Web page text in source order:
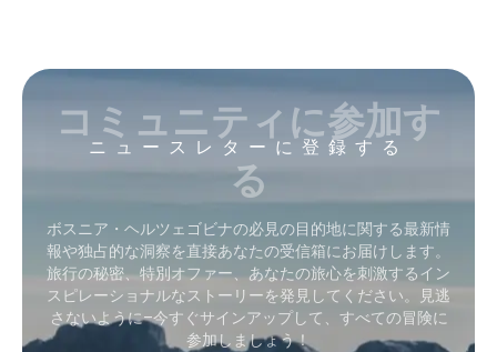
ニュースレターに登録する
コミュニティに参加す
る
ボスニア・ヘルツェゴビナの必見の目的地に関する最新情
報や独占的な洞察を直接あなたの受信箱にお届けします。
旅行の秘密、特別オファー、あなたの旅心を刺激するイン
スピレーショナルなストーリーを発見してください。見逃
さないように–今すぐサインアップして、すべての冒険に
参加しましょう！